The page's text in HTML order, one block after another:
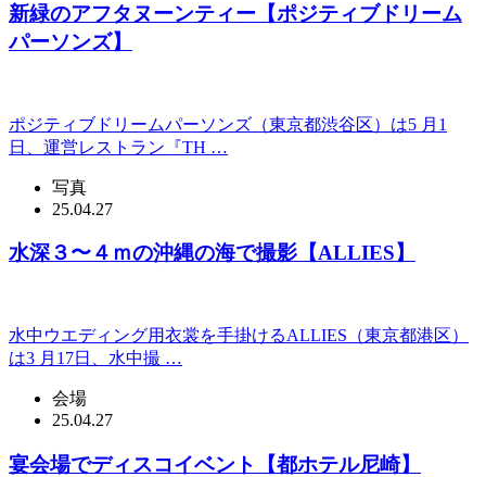
新緑のアフタヌーンティー【ポジティブドリーム
パーソンズ】
ポジティブドリームパーソンズ（東京都渋谷区）は5 月1
日、運営レストラン『TH …
写真
25.04.27
水深３〜４ｍの沖縄の海で撮影【ALLIES】
水中ウエディング用衣裳を手掛けるALLIES（東京都港区）
は3 月17日、水中撮 …
会場
25.04.27
宴会場でディスコイベント【都ホテル尼崎】